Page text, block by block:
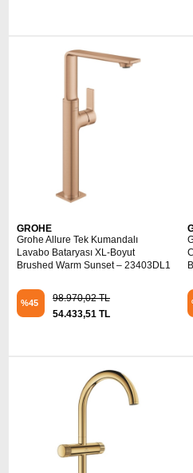
GROHE
Grohe Allure Tek Kumandalı
Lavabo Bataryası XL-Boyut
Brushed Warm Sunset – 23403DL1
%45
98.970,02 TL
54.433,51 TL